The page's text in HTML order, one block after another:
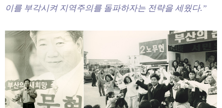
이를 부각시켜 지역주의를 돌파하자는 전략을 세웠다.”